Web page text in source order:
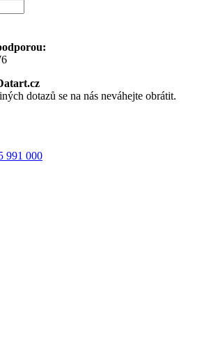
dotazů se na nás neváhejte obrátit.
991 000